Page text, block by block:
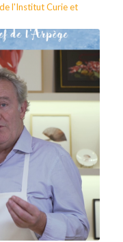
l'Institut Curie et